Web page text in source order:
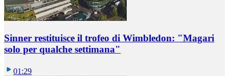
Sinner restituisce il trofeo di Wimbledon: "Magari
solo per qualche settimana"
01:29